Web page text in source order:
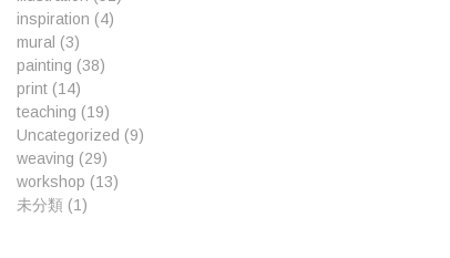
inspiration (4)
mural (3)
painting (38)
print (14)
teaching (19)
Uncategorized (9)
weaving (29)
workshop (13)
未分類 (1)